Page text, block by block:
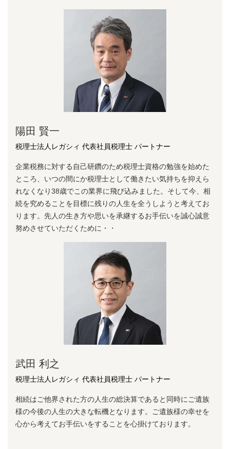
陽⽥ 賢⼀
税理士法人レガシィ 代表社員税理士 パートナー
企業税務に対する⾃⼰研鑽のため税理⼠資格の勉強を始めた
ところ、いつの間にか税理⼠として働きたい気持ちを抑えら
れなくなり38歳でこの業界に⾶び込みました。そして今、相
続を究めることを⽬標に残りの⼈⽣を全うしようと考えてお
ります。先⼈の⽣き⽅や思いを承継するお⼿伝いを誠⼼誠意
努めさせていただくために・・
武田 利之
税理士法人レガシィ 代表社員税理士 パートナー
相続はご他界された方の人生の総決算であると同時にご遺族
様の今後の人生の大きな転機となります。ご遺族様の幸せを
心から考えてお手伝いをすることを心掛けております。